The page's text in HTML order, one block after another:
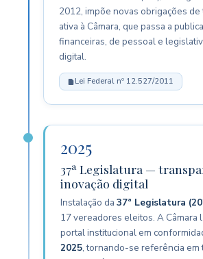
2012, impõe novas obrigações de
ativa à Câmara, que passa a
financeiras, de pessoal e
digital.
Lei Federal nº 12.527/2011
2025
37ª Legislatura —
inovação digital
Instalação da37ª Legislatura
17 vereadores eleitos. A Câmara
portal institucional em
2025, tornando-se referência em